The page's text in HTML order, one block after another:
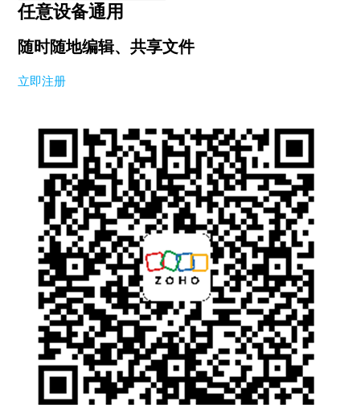
任意设备通用
随时随地编辑、共享文件
立即注册